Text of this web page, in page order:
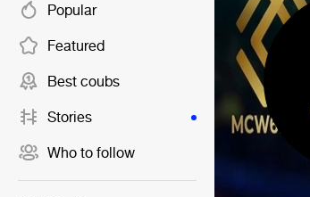
Popular
Featured
Best coubs
Stories
Who to follow